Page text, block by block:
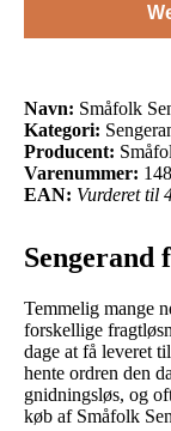
Navn: Småfolk
Kategori:
Producent:
Varenummer:
EAN: Vurderet til
Sengerand
Temmelig mange
forskellige
dage at få leveret
hente ordren den
gnidningsløs, og
køb af Småfolk